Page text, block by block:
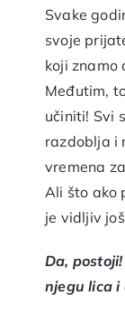
Svake
svoje
koji znamo
Međutim,
učiniti! Svi
razdoblja i
vremena
Ali što ako
je vidljiv
Da,
njegu lica i